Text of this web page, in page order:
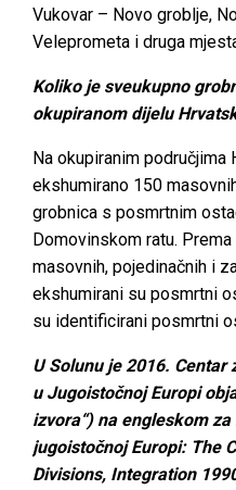
Vukovar – Novo groblje,
Veleprometa i druga
Koliko je sveukupno
okupiranom dijelu
Na okupiranim
ekshumirano 150
grobnica s posmrtnim
Domovinskom ratu.
masovnih, pojedinačnih i
ekshumirani su posmrtni
su identificirani posmrtni
U Solunu je 2016.
u Jugoistočnoj Europi
izvora“) na engleskom
jugoistočnoj Europi: The
Divisions, Integration